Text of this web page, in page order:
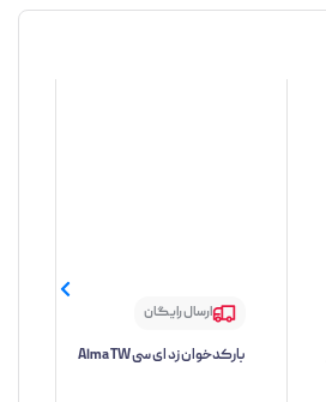
ارسال رایگان
بارکدخوان زد ای سی Alma TW